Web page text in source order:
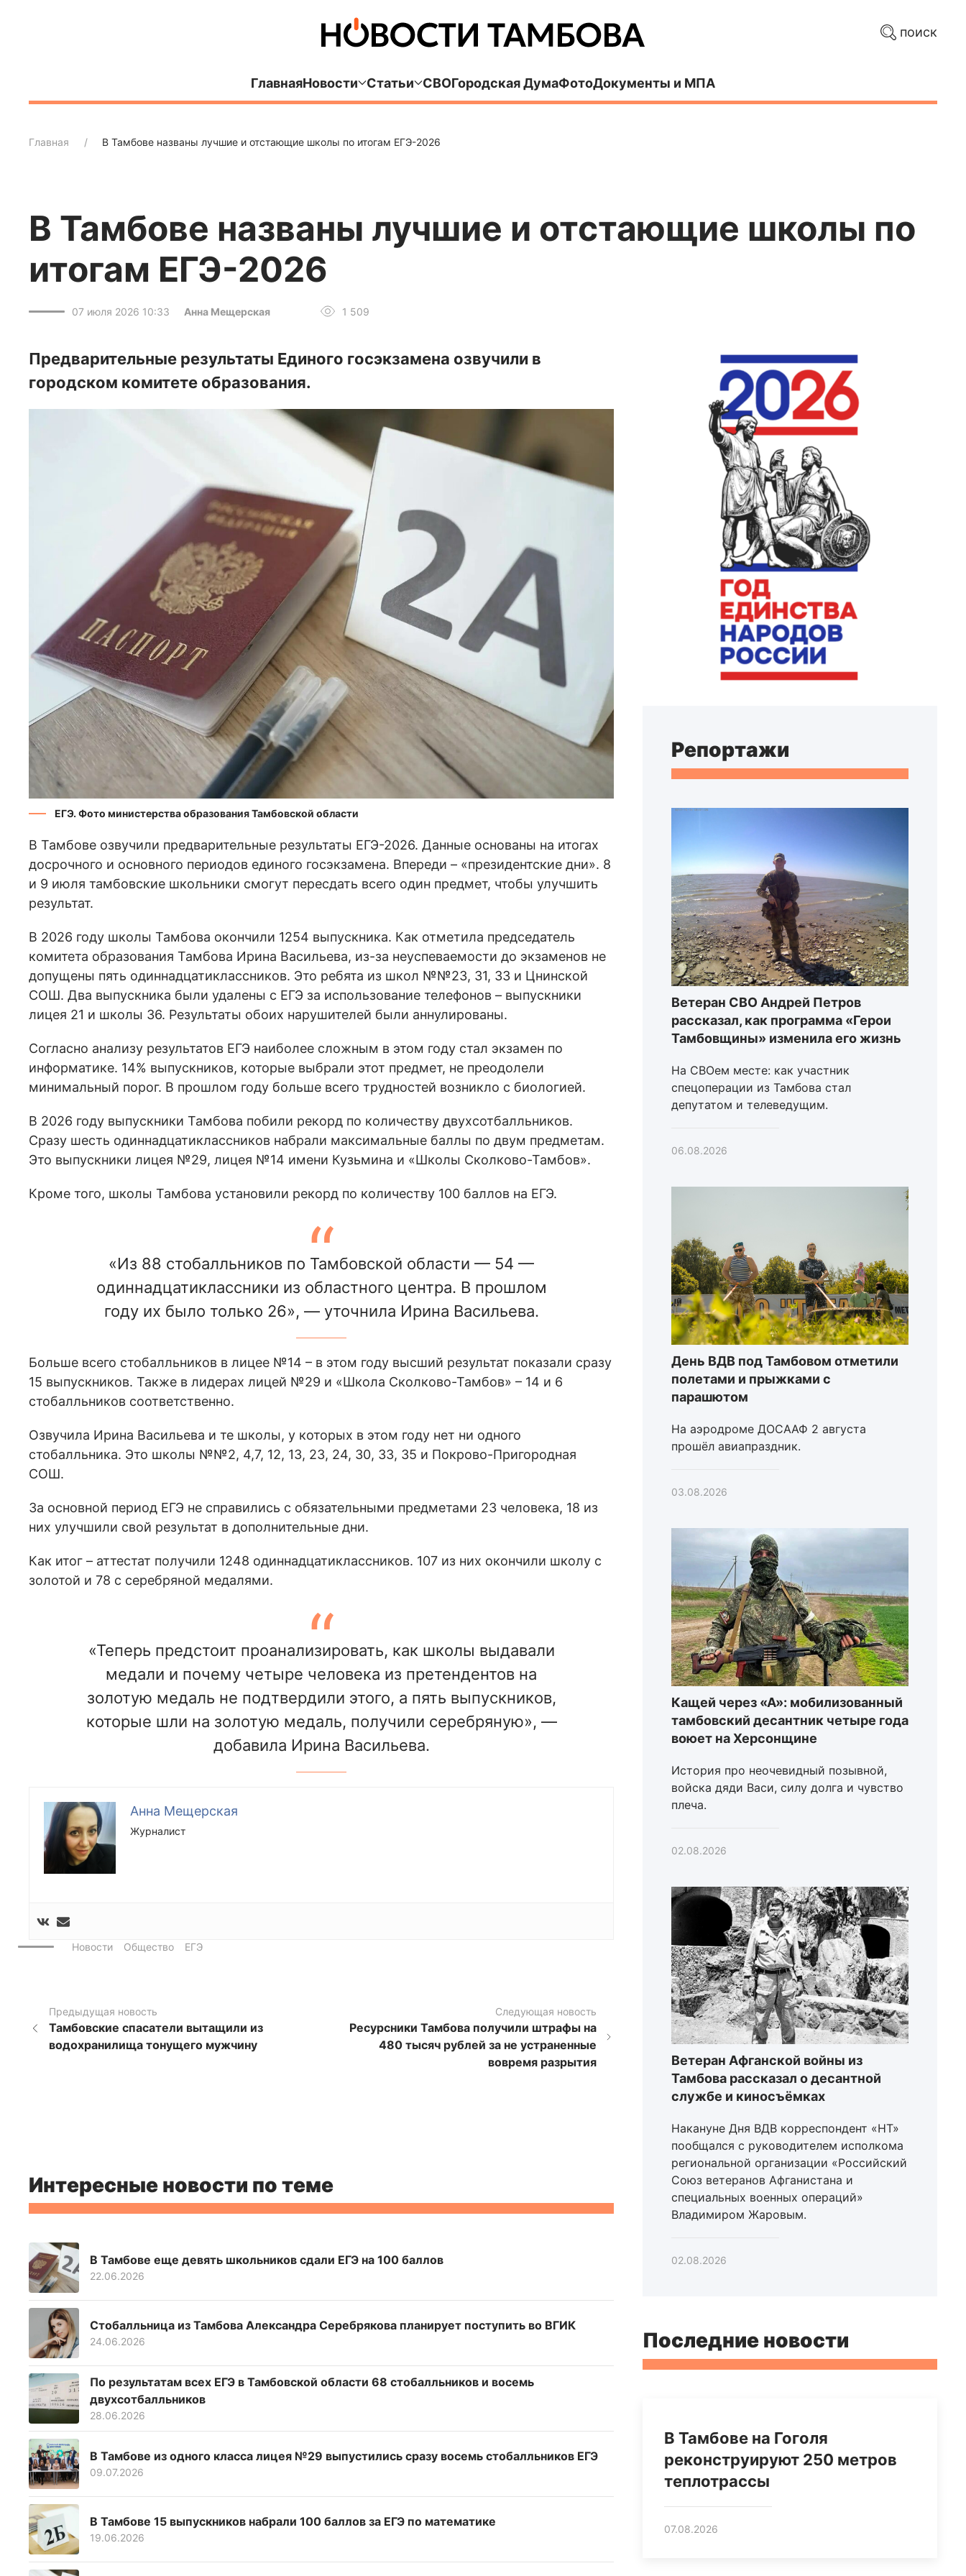
поиск
ГлавнаяНовости Статьи СВОГородская ДумаФотоДокументы и МПА
Главная В Тамбове названы лучшие и отстающие школы по итогам ЕГЭ-2026
В Тамбове названы лучшие и отстающие школы по
итогам ЕГЭ-2026
07 июля 2026 10:33 Анна Мещерская 1 509
Предварительные результаты Единого госэкзамена озвучили в
городском комитете образования.
ЕГЭ. Фото министерства образования Тамбовской области
В Тамбове озвучили предварительные результаты ЕГЭ-2026. Данные основаны на итогах
досрочного и основного периодов единого госэкзамена. Впереди – «президентские дни». 8
и 9 июля тамбовские школьники смогут пересдать всего один предмет, чтобы улучшить
результат.
В 2026 году школы Тамбова окончили 1254 выпускника. Как отметила председатель
комитета образования Тамбова Ирина Васильева, из-за неуспеваемости до экзаменов не
допущены пять одиннадцатиклассников. Это ребята из школ №№23, 31, 33 и Цнинской
СОШ. Два выпускника были удалены с ЕГЭ за использование телефонов – выпускники
лицея 21 и школы 36. Результаты обоих нарушителей были аннулированы.
Согласно анализу результатов ЕГЭ наиболее сложным в этом году стал экзамен по
информатике. 14% выпускников, которые выбрали этот предмет, не преодолели
минимальный порог. В прошлом году больше всего трудностей возникло с биологией.
В 2026 году выпускники Тамбова побили рекорд по количеству двухсотбалльников.
Сразу шесть одиннадцатиклассников набрали максимальные баллы по двум предметам.
Это выпускники лицея №29, лицея №14 имени Кузьмина и «Школы Сколково-Тамбов».
Кроме того, школы Тамбова установили рекорд по количеству 100 баллов на ЕГЭ.
«Из 88 стобалльников по Тамбовской области — 54 —
одиннадцатиклассники из областного центра. В прошлом
году их было только 26», — уточнила Ирина Васильева.
Больше всего стобалльников в лицее №14 – в этом году высший результат показали сразу
15 выпускников. Также в лидерах лицей №29 и «Школа Сколково-Тамбов» – 14 и 6
стобалльников соответственно.
Озвучила Ирина Васильева и те школы, у которых в этом году нет ни одного
стобалльника. Это школы №№2, 4,7, 12, 13, 23, 24, 30, 33, 35 и Покрово-Пригородная
СОШ.
За основной период ЕГЭ не справились с обязательными предметами 23 человека, 18 из
них улучшили свой результат в дополнительные дни.
Как итог – аттестат получили 1248 одиннадцатиклассников. 107 из них окончили школу с
золотой и 78 с серебряной медалями.
«Теперь предстоит проанализировать, как школы выдавали
медали и почему четыре человека из претендентов на
золотую медаль не подтвердили этого, а пять выпускников,
которые шли на золотую медаль, получили серебряную», —
добавила Ирина Васильева.
Анна Мещерская
Журналист
Новости Общество ЕГЭ
Предыдущая новость
Тамбовские спасатели вытащили из
водохранилища тонущего мужчину
Следующая новость
Ресурсники Тамбова получили штрафы на
480 тысяч рублей за не устраненные
вовремя разрытия
Интересные новости по теме
В Тамбове еще девять школьников сдали ЕГЭ на 100 баллов
22.06.2026
Стобалльница из Тамбова Александра Серебрякова планирует поступить во ВГИК
24.06.2026
По результатам всех ЕГЭ в Тамбовской области 68 стобалльников и восемь
двухсотбалльников
28.06.2026
В Тамбове из одного класса лицея №29 выпустились сразу восемь стобалльников ЕГЭ
09.07.2026
В Тамбове 15 выпускников набрали 100 баллов за ЕГЭ по математике
19.06.2026
Репортажи
Ветеран СВО Андрей Петров
рассказал, как программа «Герои
Тамбовщины» изменила его жизнь
На СВОем месте: как участник
спецоперации из Тамбова стал
депутатом и телеведущим.
06.08.2026
День ВДВ под Тамбовом отметили
полетами и прыжками с
парашютом
На аэродроме ДОСААФ 2 августа
прошёл авиапраздник.
03.08.2026
Кащей через «А»: мобилизованный
тамбовский десантник четыре года
воюет на Херсонщине
История про неочевидный позывной,
войска дяди Васи, силу долга и чувство
плеча.
02.08.2026
Ветеран Афганской войны из
Тамбова рассказал о десантной
службе и киносъёмках
Накануне Дня ВДВ корреспондент «НТ»
пообщался с руководителем исполкома
региональной организации «Российский
Союз ветеранов Афганистана и
специальных военных операций»
Владимиром Жаровым.
02.08.2026
Последние новости
В Тамбове на Гоголя
реконструируют 250 метров
теплотрассы
07.08.2026